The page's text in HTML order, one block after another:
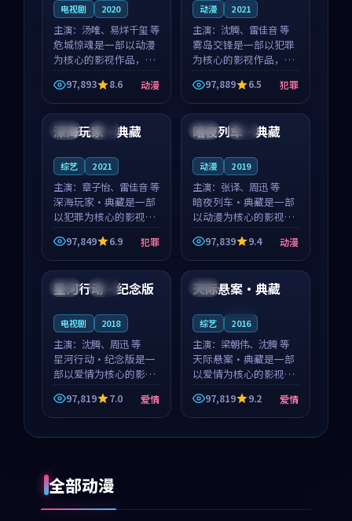
电视剧 2020
主演： 汤唯、易烊千玺 等
危城惊魂是一部以动漫
为核心的影视作品，围
绕危机、反转与人物成
长展开，整体节奏紧
凑，值得推荐观看。
97,893 8.6 动漫
动漫 2021
主演： 沈腾、雷佳音 等
雾岛交锋是一部以犯罪
为核心的影视作品，围
绕危机、反转与人物成
长展开，整体节奏紧
凑，值得推荐观看。
97,889 6.5 犯罪
韩国 独播
深海玩家·典藏
综艺 2021
主演： 章子怡、雷佳音 等
深海玩家·典藏是一部
以犯罪为核心的影视作
品，围绕危机、反转与
人物成长展开，整体节
奏紧凑，值得推荐观
97,849 6.9 犯罪
泰国 完结
暗夜列车·典藏
动漫 2019
主演： 张译、周迅 等
暗夜列车·典藏是一部
以动漫为核心的影视作
品，围绕危机、反转与
人物成长展开，整体节
奏紧凑，值得推荐观
97,839 9.4 动漫
中国 完结
星河行动·纪念版
电视剧 2018
主演： 沈腾、周迅 等
星河行动·纪念版是一
部以爱情为核心的影视
作品，围绕危机、反转
与人物成长展开，整体
节奏紧凑，值得推荐观
97,819 7.0 爱情
美国
天际悬案·典藏
综艺 2016
主演： 梁朝伟、沈腾 等
天际悬案·典藏是一部
以爱情为核心的影视作
品，围绕危机、反转与
人物成长展开，整体节
奏紧凑，值得推荐观
97,819 9.2 爱情
全部动漫